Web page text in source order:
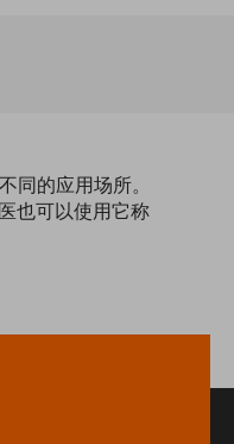
的应用场所。
也可以使用它称